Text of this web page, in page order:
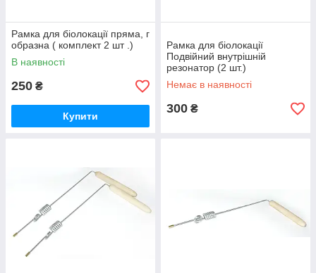
Рамка для біолокації пряма, г
образна ( комплект 2 шт .)
В наявності
250 ₴
Купити
Рамка для біолокації
Подвійний внутрішній
резонатор (2 шт.)
Немає в наявності
300 ₴